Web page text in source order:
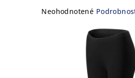
Neohodnotené